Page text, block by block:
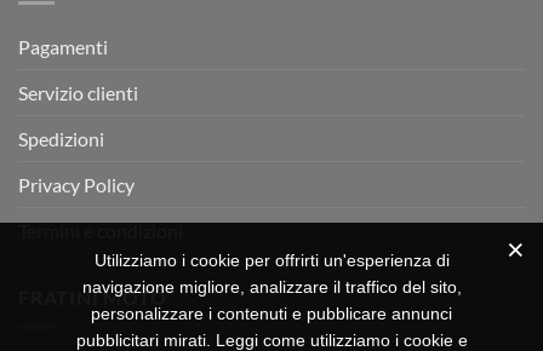
Pagamenti
Servizio clienti
Spedizioni
Privacy Policy
Termini e condizioni
FRATINI MOTO
Utilizziamo i cookie per offrirti un'esperienza di
navigazione migliore, analizzare il traffico del sito,
personalizzare i contenuti e pubblicare annunci
pubblicitari mirati. Leggi come utilizziamo i cookie e